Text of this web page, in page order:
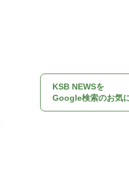
KSB NEWSを
Google検索のお気